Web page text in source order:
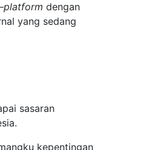
platform dengan
yang sedang
sasaran
kepentingan